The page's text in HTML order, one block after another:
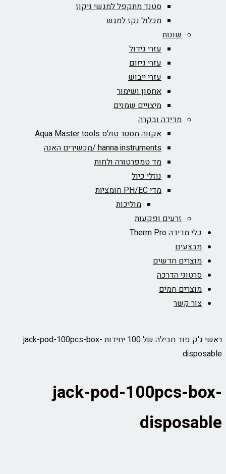
סטנד מתקפל למגשי ניקוז
מכלול נקז למגש
שונות
עזרי גידול
עזרי גיזום
עזרי ייבוש
אחסון ושימור
מיצויים שמנים
מדידה ובקרה
אקווה מסטר טולס Aqua Master tools
hanna instruments /מכשירים האנה
מד טמפרטורה ולחות
נוזלי כיול
מדי PH/EC חומציות
מוליכות
זרעים ופקעות
כלי מדידה Therm Pro
מבצעים
מוצרים חדשים
סרטוני הדרכה
מוצרים חמים
צור קשר
ראשיג'ק פוד חבילה של 100 יחידות
jack-pod-100pcs-box-
disposable
jack-pod-100pcs-box-
disposable